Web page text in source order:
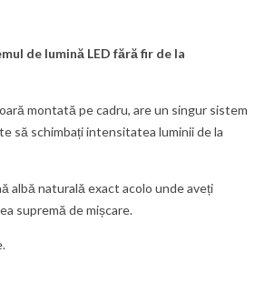
de lumină LED fără fir de la
montată pe cadru, are un singur sistem
să schimbați intensitatea luminii de la
albă naturală exact acolo unde aveți
supremă de mișcare.